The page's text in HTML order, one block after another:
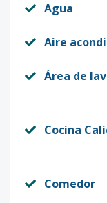
Agua
Aire
Área de
Cocina
Comedor